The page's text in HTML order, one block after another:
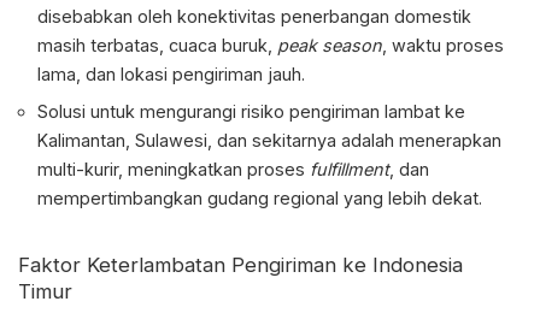
disebabkan oleh konektivitas penerbangan domestik
masih terbatas, cuaca buruk, peak season , waktu proses
lama, dan lokasi pengiriman jauh.
Solusi untuk mengurangi risiko pengiriman lambat ke
Kalimantan, Sulawesi , dan sekitarnya adalah menerapkan
multi-kurir, meningkatkan proses fulfillment, dan
mempertimbangkan gudang regional yang lebih dekat.
Faktor Keterlambatan Pengiriman ke Indonesia
Timur